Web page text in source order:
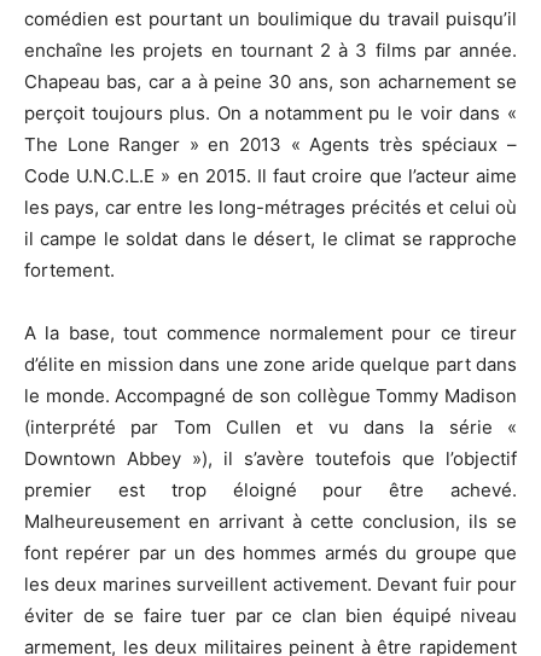
comédien est pourtant un boulimique du travail puisqu’il
enchaîne les projets en tournant 2 à 3 films par année.
Chapeau bas, car a à peine 30 ans, son acharnement se
perçoit toujours plus. On a notamment pu le voir dans «
The Lone Ranger » en 2013 « Agents très spéciaux –
Code U.N.C.L.E » en 2015. Il faut croire que l’acteur aime
les pays, car entre les long-métrages précités et celui où
il campe le soldat dans le désert, le climat se rapproche
fortement.
A la base, tout commence normalement pour ce tireur
d’élite en mission dans une zone aride quelque part dans
le monde. Accompagné de son collègue Tommy Madison
(interprété par Tom Cullen et vu dans la série «
Downtown Abbey »), il s’avère toutefois que l’objectif
premier est trop éloigné pour être achevé.
Malheureusement en arrivant à cette conclusion, ils se
font repérer par un des hommes armés du groupe que
les deux marines surveillent activement. Devant fuir pour
éviter de se faire tuer par ce clan bien équipé niveau
armement, les deux militaires peinent à être rapidement